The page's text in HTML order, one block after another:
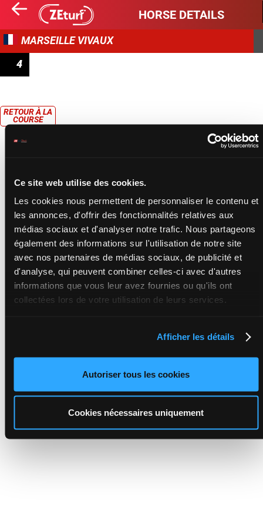
Ce site web utilise des cookies.
Les cookies nous permettent de personnaliser le contenu et
les annonces, d'offrir des fonctionnalités relatives aux
médias sociaux et d'analyser notre trafic. Nous partageons
également des informations sur l'utilisation de notre site
avec nos partenaires de médias sociaux, de publicité et
d'analyse, qui peuvent combiner celles-ci avec d'autres
informations que vous leur avez fournies ou qu'ils ont
collectées lors de votre utilisation de leurs services.
Afficher les détails
Autoriser tous les cookies
Cookies nécessaires uniquement
HORSE DETAILS
MARSEILLE VIVAUX
4
RETOUR À LA
COURSE